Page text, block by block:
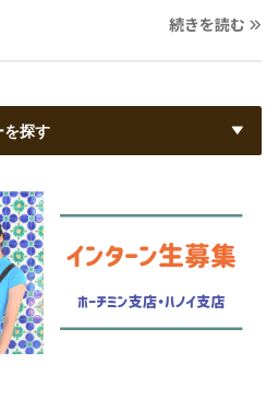
ば利用させていただきたいです。
続きを読む
を探す